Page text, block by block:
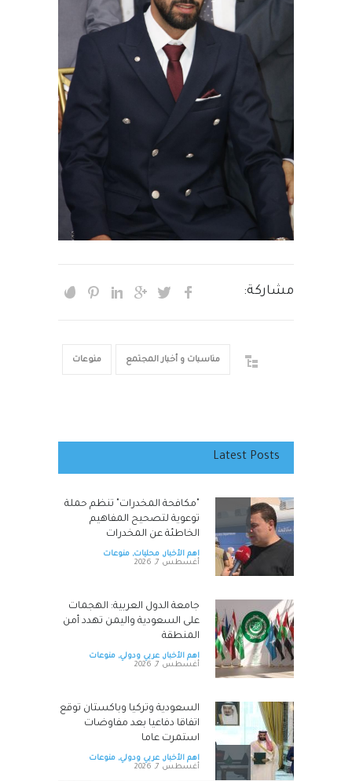
مشاركة:
مناسبات و أخبار المجتمع منوعات
Latest Posts
"مكافحة المخدرات" تنظم حملة
توعوية لتصحيح المفاهيم
الخاطئة عن المخدرات
اهم الأخبار, محليات, منوعات
أغسطس 7, 2026
جامعة الدول العربية: الهجمات
على السعودية واليمن تهدد أمن
المنطقة
اهم الأخبار, عربي ودولي, منوعات
أغسطس 7, 2026
السعودية وتركيا وباكستان توقع
اتفاقا دفاعيا بعد مفاوضات
استمرت عاما
اهم الأخبار, عربي ودولي, منوعات
أغسطس 7, 2026